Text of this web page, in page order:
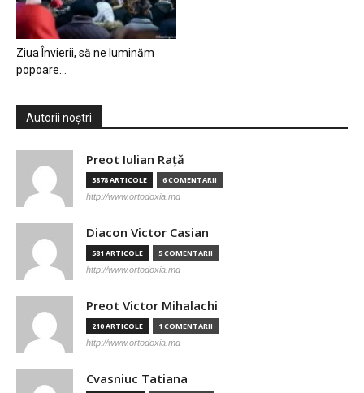
Ziua Învierii, să ne luminăm
popoare…
Autorii noștri
Preot Iulian Raţă
3878 ARTICOLE 6 COMENTARII
http://www.ortodoxia.md
Diacon Victor Casian
581 ARTICOLE 5 COMENTARII
http://www.ortodoxia.md
Preot Victor Mihalachi
210 ARTICOLE 1 COMENTARII
http://www.ortodoxia.md
Cvasniuc Tatiana